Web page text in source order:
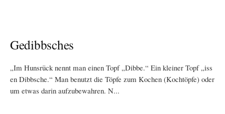
Gedibbsches
„Im Hunsrück nennt man einen Topf „Dibbe.“ Ein kleiner Topf „iss
en Dibbsche.“ Man benutzt die Töpfe zum Kochen (Kochtöpfe) oder
um etwas darin aufzubewahren. N...